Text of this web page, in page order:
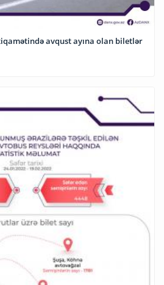
avqust ayına olan biletlər